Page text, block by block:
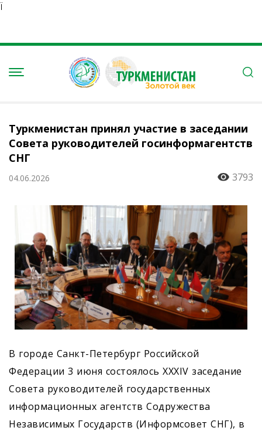
Ï
Туркменистан принял участие в заседании
Совета руководителей госинформагентств
СНГ
04.06.2026 3793
В городе Санкт-Петербург Российской
Федерации 3 июня состоялось ХХХIV заседание
Совета руководителей государственных
информационных агентств Содружества
Независимых Государств (Информсовет СНГ), в